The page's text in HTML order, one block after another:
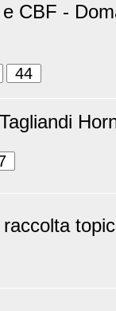
CBF -
44